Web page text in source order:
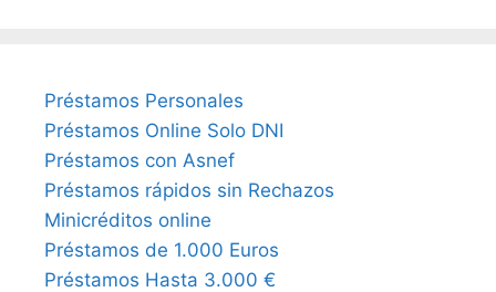
Préstamos Personales
Préstamos Online Solo DNI
Préstamos con Asnef
Préstamos rápidos sin Rechazos
Minicréditos online
Préstamos de 1.000 Euros
Préstamos Hasta 3.000 €